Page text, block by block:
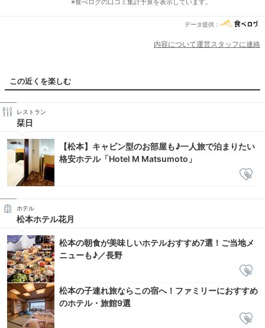
※食べログの口コミ集計予算を表示しています。
データ提供：
内容について運営スタッフに連絡
この近くを楽しむ
レストラン
栞日
【松本】キャビン型のお部屋も♪一人旅で泊まりたい
格安ホテル「Hotel M Matsumoto」
ホテル
松本ホテル花月
松本の朝食が美味しいホテルおすすめ7選！ご当地メ
ニューも♪／長野
松本の子連れ旅ならこの宿へ！ファミリーにおすすめ
のホテル・旅館9選